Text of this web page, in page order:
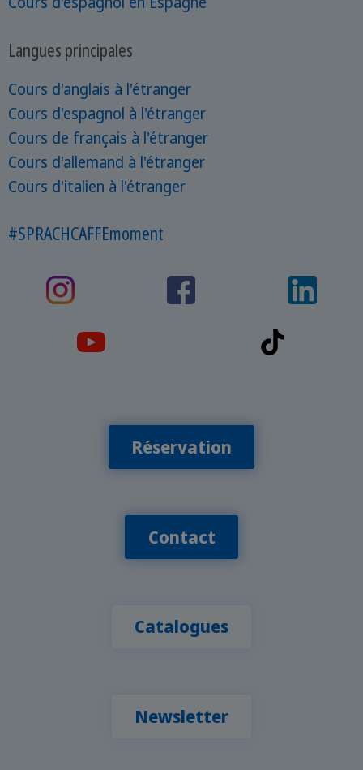
Langues principales
Cours d'anglais à l'étranger
Cours d'espagnol à l'étranger
Cours de français à l'étranger
Cours d'allemand à l'étranger
Cours d'italien à l'étranger
#SPRACHCAFFEmoment
Réservation
Contact
Catalogues
Newsletter